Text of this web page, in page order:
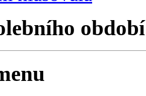
období